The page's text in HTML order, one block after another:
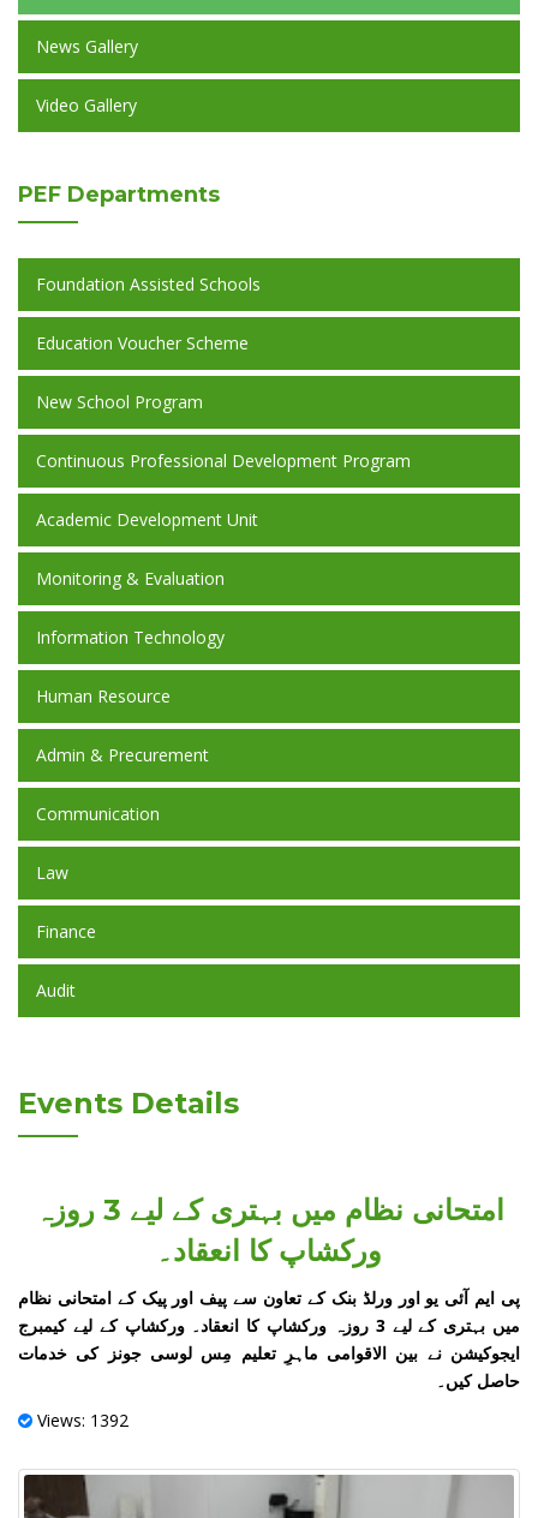
News Gallery
Video Gallery
PEF Departments
Foundation Assisted Schools
Education Voucher Scheme
New School Program
Continuous Professional Development Program
Academic Development Unit
Monitoring & Evaluation
Information Technology
Human Resource
Admin & Precurement
Communication
Law
Finance
Audit
Events Details
امتحانی نظام میں بہتری کے لیے 3 روزہ
ورکشاپ کا انعقاد۔
پی ایم آئی یو اور ورلڈ بنک کے تعاون سے پیف اور پیک کے امتحانی نظام
میں بہتری کے لیے 3 روزہ ورکشاپ کا انعقاد۔ ورکشاپ کے لیے کیمبرج
ایجوکیشن نے بین الاقوامی ماہرِ تعلیم مِس لوسی جونز کی خدمات
حاصل کیں۔
Views: 1392